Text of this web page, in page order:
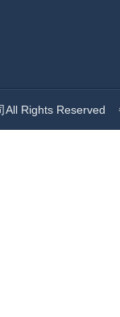
All Rights Reserved